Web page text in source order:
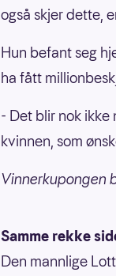
også skjer dette,
Hun befant seg
ha fått
- Det blir nok ikke
kvinnen, som
Vinnerkupongen
Samme rekke
Den mannlige